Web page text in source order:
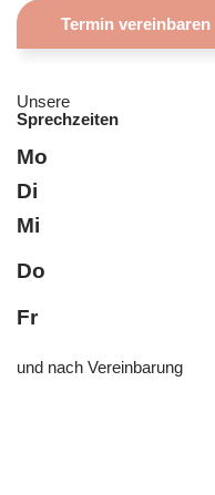
Termin vereinbaren
Unsere
Sprechzeiten
Mo
Di
Mi
Do
Fr
und nach Vereinbarung